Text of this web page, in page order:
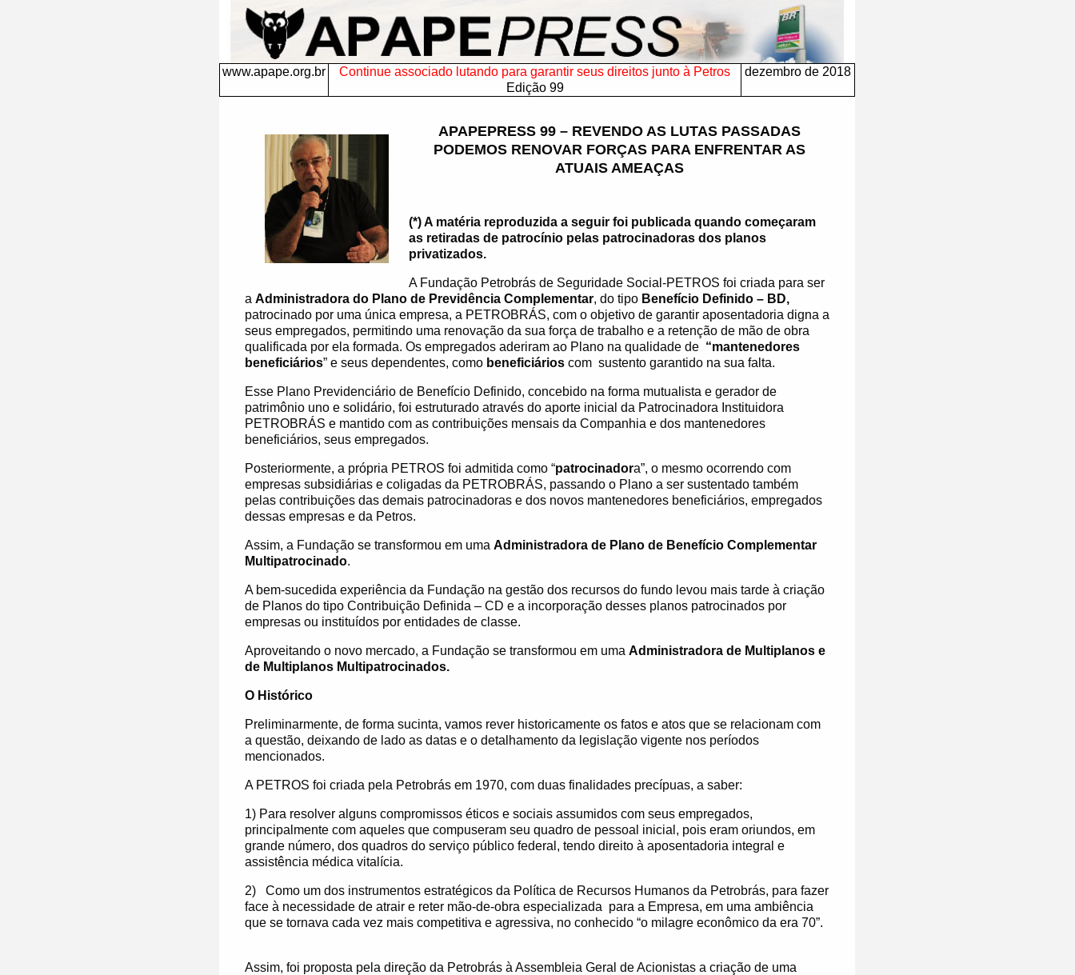
www.apape.org.br
Continue associado lutando para garantir seus direitos junto à Petros
Edição 99
dezembro de 2018
APAPEPRESS 99 – REVENDO AS LUTAS PASSADAS
PODEMOS RENOVAR FORÇAS PARA ENFRENTAR AS
ATUAIS AMEAÇAS
(*) A matéria reproduzida a seguir foi publicada quando começaram
as retiradas de patrocínio pelas patrocinadoras dos planos
privatizados.
A Fundação Petrobrás de Seguridade Social-PETROS foi criada para ser
a Administradora do Plano de Previdência Complementar, do tipo Benefício Definido – BD,
patrocinado por uma única empresa, a PETROBRÁS, com o objetivo de garantir aposentadoria digna a
seus empregados, permitindo uma renovação da sua força de trabalho e a retenção de mão de obra
qualificada por ela formada. Os empregados aderiram ao Plano na qualidade de “mantenedores
beneficiários” e seus dependentes, como beneficiários com sustento garantido na sua falta.
Esse Plano Previdenciário de Benefício Definido, concebido na forma mutualista e gerador de
patrimônio uno e solidário, foi estruturado através do aporte inicial da Patrocinadora Instituidora
PETROBRÁS e mantido com as contribuições mensais da Companhia e dos mantenedores
beneficiários, seus empregados.
Posteriormente, a própria PETROS foi admitida como “patrocinadora”, o mesmo ocorrendo com
empresas subsidiárias e coligadas da PETROBRÁS, passando o Plano a ser sustentado também
pelas contribuições das demais patrocinadoras e dos novos mantenedores beneficiários, empregados
dessas empresas e da Petros.
Assim, a Fundação se transformou em uma Administradora de Plano de Benefício Complementar
Multipatrocinado.
A bem-sucedida experiência da Fundação na gestão dos recursos do fundo levou mais tarde à criação
de Planos do tipo Contribuição Definida – CD e a incorporação desses planos patrocinados por
empresas ou instituídos por entidades de classe.
Aproveitando o novo mercado, a Fundação se transformou em uma Administradora de Multiplanos e
de Multiplanos Multipatrocinados.
O Histórico
Preliminarmente, de forma sucinta, vamos rever historicamente os fatos e atos que se relacionam com
a questão, deixando de lado as datas e o detalhamento da legislação vigente nos períodos
mencionados.
A PETROS foi criada pela Petrobrás em 1970, com duas finalidades precípuas, a saber:
1) Para resolver alguns compromissos éticos e sociais assumidos com seus empregados,
principalmente com aqueles que compuseram seu quadro de pessoal inicial, pois eram oriundos, em
grande número, dos quadros do serviço público federal, tendo direito à aposentadoria integral e
assistência médica vitalícia.
2)
Como um dos instrumentos estratégicos da Política de Recursos Humanos da Petrobrás, para fazer
face à necessidade de atrair e reter mão-de-obra especializada para a Empresa, em uma ambiência
que se tornava cada vez mais competitiva e agressiva, no conhecido “o milagre econômico da era 70”.
Assim, foi proposta pela direção da Petrobrás à Assembleia Geral de Acionistas a criação de uma